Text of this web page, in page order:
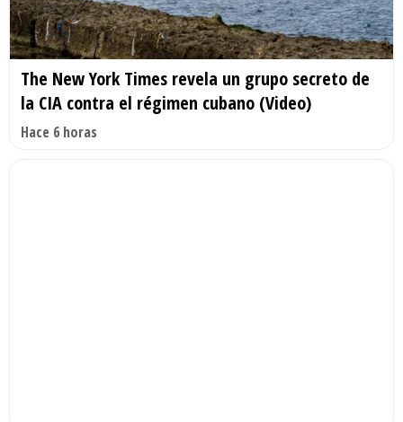
The New York Times revela un grupo secreto de
la CIA contra el régimen cubano (Video)
Hace 6 horas